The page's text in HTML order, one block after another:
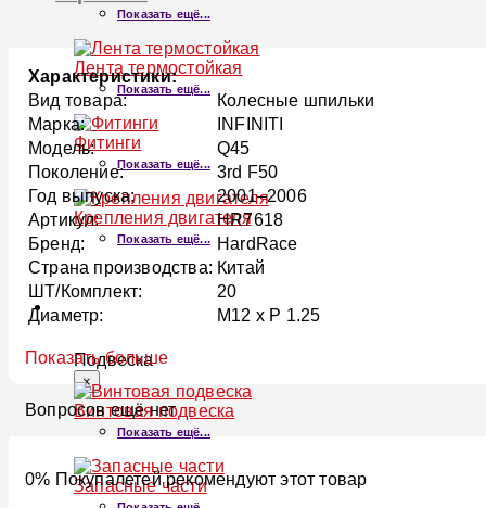
Показать ещё...
Лента термостойкая
Показать ещё...
Фитинги
Показать ещё...
Крепления двигателя
Показать ещё...
Подвеска
×
Винтовая подвеска
Показать ещё...
Запасные части
Характеристики:
Вид товара:
Колесные шпильки
Марка:
INFINITI
Модель:
Q45
Поколение:
3rd F50
Год выпуска:
2001–2006
Артикул:
HR7618
Бренд:
HardRace
Страна производства: Китай
ШТ/Комплект:
20
Диаметр:
M12 x P 1.25
Показать больше
Вопросов ещё нет
0% Покупалетей рекомендуют этот товар